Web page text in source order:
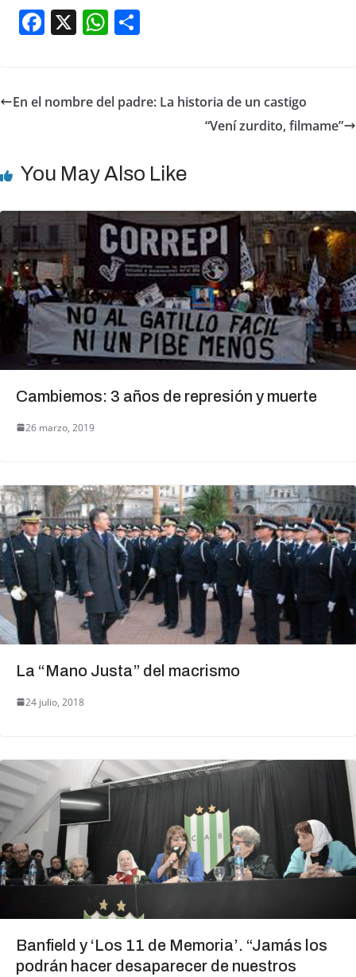
F
e
o
X W
s
p
e
En el nombre del padre: La historia de un castigo
“Vení zurdito, filmame”
You May Also Like
Cambiemos: 3 años de represión y muerte
26 marzo, 2019
La “Mano Justa” del macrismo
24 julio, 2018
Banfield y ‘Los 11 de Memoria’. “Jamás los
podrán hacer desaparecer de nuestros